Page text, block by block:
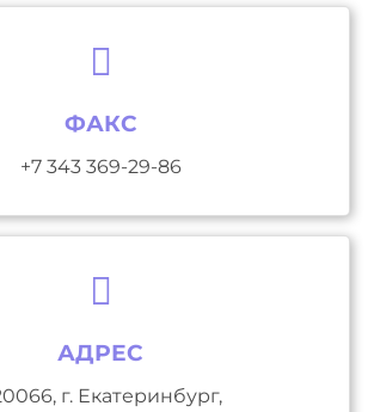
ФАКС
+7 343 369-29-86
АДРЕС
г. Екатеринбург,